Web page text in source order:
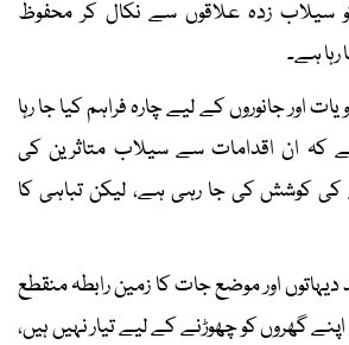
سیلاب زدہ علاقوں سے نکال کر محفوظ
رہا ہے۔
اور جانوروں کے لیے چارہ فراہم کیا جا رہا
کہ ان اقدامات سے سیلاب متاثرین کی
کی کوشش کی جا رہی ہے، لیکن تباہی کا
سے زائد دیہاتوں اور موضع جات کا زمین رابطہ منقطع
اپنے گھروں کو چھوڑنے کے لیے تیار نہیں ہیں،